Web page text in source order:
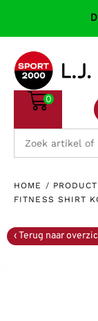
0
HOME /
FITNESS SHIRT